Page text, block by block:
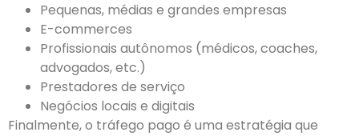
Pequenas, médias e grandes empresas
E-commerces
Profissionais autônomos (médicos, coaches,
advogados, etc.)
Prestadores de serviço
Negócios locais e digitais
Finalmente, o tráfego pago é uma estratégia que